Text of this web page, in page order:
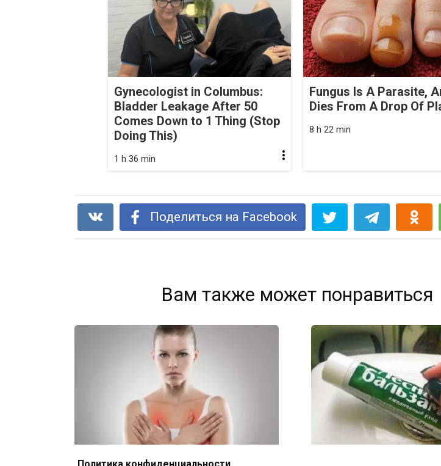
Gynecologist in Columbus:
Bladder Leakage After 50
Comes Down to 1 Thing (Stop
Doing This)
1 h 36 min
Fungus Is A Parasite,
Dies From A Drop Of
8 h 22 min
Поделиться на Facebook
Вам также может понравиться